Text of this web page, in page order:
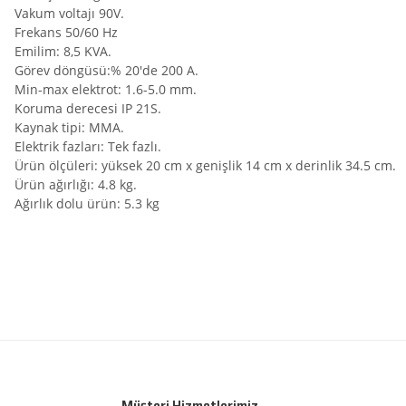
Vakum voltajı 90V.
Frekans 50/60 Hz
Emilim: 8,5 KVA.
Görev döngüsü:% 20'de 200 A.
Min-max elektrot: 1.6-5.0 mm.
Koruma derecesi IP 21S.
Kaynak tipi: MMA.
Elektrik fazları: Tek fazlı.
Ürün ölçüleri: yüksek 20 cm x genişlik 14 cm x derinlik 34.5 cm.
Ürün ağırlığı: 4.8 kg.
Ağırlık dolu ürün: 5.3 kg
mehmet sert | 13/02/2026